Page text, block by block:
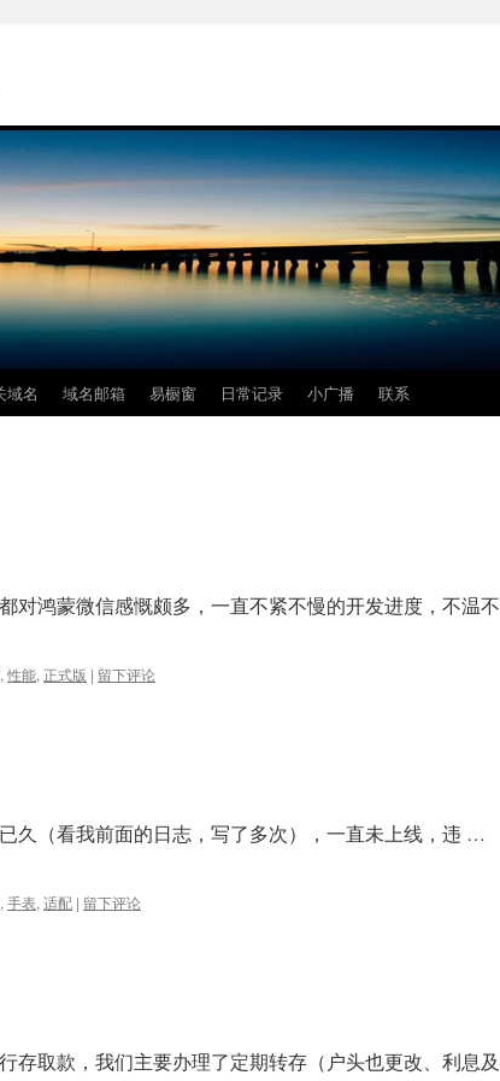
域名 域名邮箱 易橱窗 日常记录 小广播 联系
对鸿蒙微信感慨颇多，一直不紧不慢的开发进度，不温不
, 性能, 正式版 | 留下评论
久（看我前面的日志，写了多次），一直未上线，违 …
, 手表, 适配 | 留下评论
存取款，我们主要办理了定期转存（户头也更改、利息及